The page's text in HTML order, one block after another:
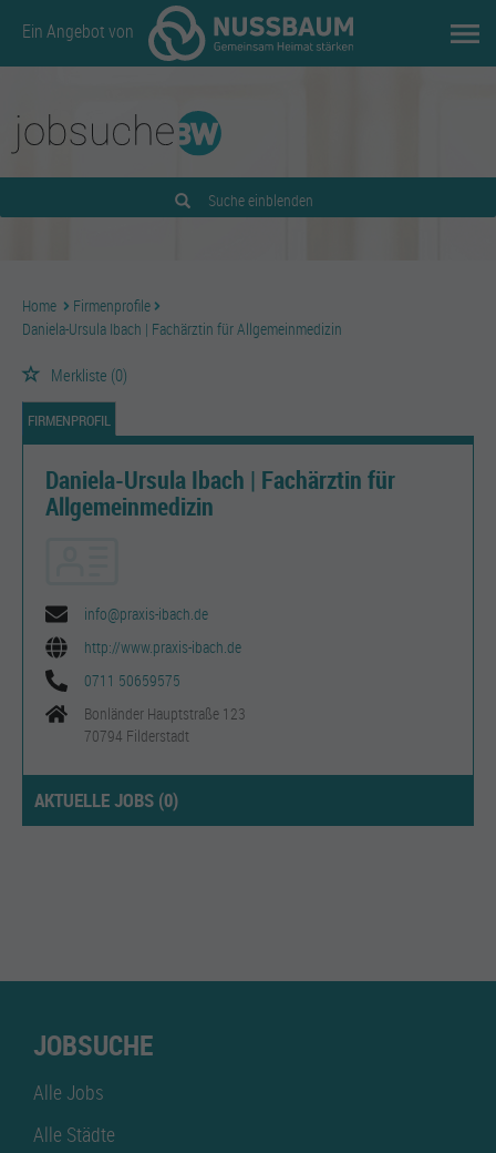
Ein Angebot von
Suche einblenden
Home
Firmenprofile
Daniela-Ursula Ibach | Fachärztin für Allgemeinmedizin
Merkliste (0)
FIRMENPROFIL
Daniela-Ursula Ibach | Fachärztin für
Allgemeinmedizin
info@praxis-ibach.de
http://www.praxis-ibach.de
0711 50659575
Bonländer Hauptstraße 123
70794 Filderstadt
AKTUELLE JOBS (0)
JOBSUCHE
Alle Jobs
Alle Städte